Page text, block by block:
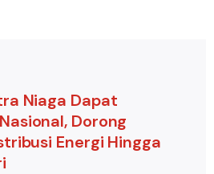
Niaga Dapat
Dorong
Energi Hingga